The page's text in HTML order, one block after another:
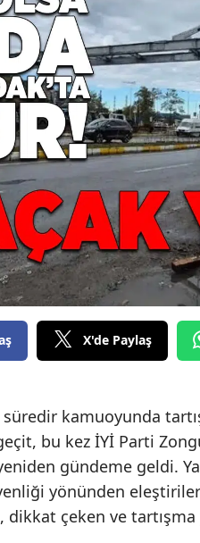
X'de Paylaş
süredir kamuoyunda
bu kez İYİ Parti
gündeme geldi.
yönünden
dikkat çeken ve